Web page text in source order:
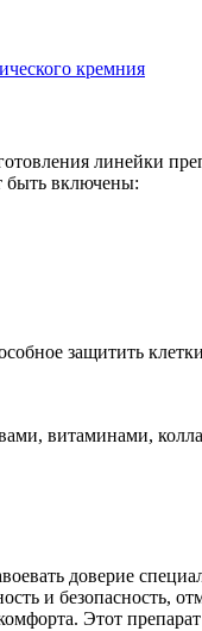
кремния
линейки
быть включены:
защитить клетки
витаминами,
доверие
и безопасность,
Этот